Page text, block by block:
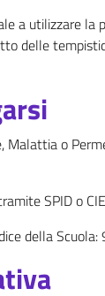
a utilizzare la
delle
Malattia o
SPID o
della